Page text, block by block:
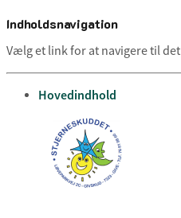
Indholdsnavigation
Vælg et link for at navigere til
gå til
Hovedindhold